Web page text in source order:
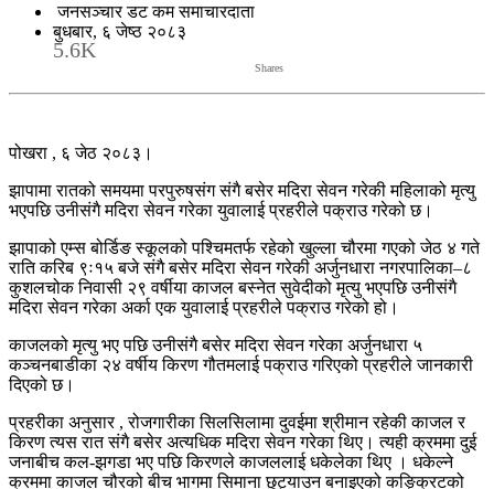
जनसञ्चार डट कम समाचारदाता
बुधबार, ६ जेष्ठ २०८३
5.6K
Shares
पोखरा , ६ जेठ २०८३।
झापामा रातको समयमा परपुरुषसंग संगै बसेर मदिरा सेवन गरेकी महिलाको मृत्यु
भएपछि उनीसंगै मदिरा सेवन गरेका युवालाई प्रहरीले पक्राउ गरेको छ।
झापाको एम्स बोर्डिङ स्कूलको पश्चिमतर्फ रहेको खुल्ला चौरमा गएको जेठ ४ गते
राति करिब ९ः१५ बजे संगै बसेर मदिरा सेवन गरेकी अर्जुनधारा नगरपालिका–८
कुशलचोक निवासी २९ वर्षीया काजल बस्नेत सुवेदीको मृत्यु भएपछि उनीसंगै
मदिरा सेवन गरेका अर्का एक युवालाई प्रहरीले पक्राउ गरेको हो।
काजलको मृत्यु भए पछि उनीसंगै बसेर मदिरा सेवन गरेका अर्जुनधारा ५
कञ्चनबाडीका २४ वर्षीय किरण गौतमलाई पक्राउ गरिएको प्रहरीले जानकारी
दिएको छ।
प्रहरीका अनुसार , रोजगारीका सिलसिलामा दुवईमा श्रीमान रहेकी काजल र
किरण त्यस रात संगै बसेर अत्यधिक मदिरा सेवन गरेका थिए। त्यही क्रममा दुई
जनाबीच कल-झगडा भए पछि किरणले काजललाई धकेलेका थिए । धकेल्ने
क्रममा काजल चौरको बीच भागमा सिमाना छुट्याउन बनाइएको कङ्क्रिटको